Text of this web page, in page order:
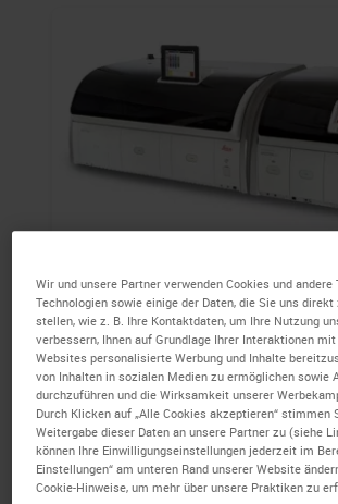
HistoCore SPECTRA
Workstation
Die hochautomatisierte
Arbeitsstationslösung zur
zunehmender Arbeitslasten und
Durchsatzanforderungen. Speziell
entwickelt, um pünktliche und
Wir und unsere Partner verwenden Cookies und andere
Technologien sowie einige der Daten, die Sie uns
stellen, wie z. B. Ihre Kontaktdaten, um Ihre Nutzung
verbessern, Ihnen auf Grundlage Ihrer Interaktionen
Websites personalisierte Werbung und Inhalte
von Inhalten in sozialen Medien zu ermöglichen sowie
durchzuführen und die Wirksamkeit unserer
Durch Klicken auf „Alle Cookies akzeptieren“ stimmen
Weitergabe dieser Daten an unsere Partner zu (siehe
können Ihre Einwilligungseinstellungen jederzeit im
Einstellungen“ am unteren Rand unserer Website
Cookie-Hinweise, um mehr über unsere Praktiken zu